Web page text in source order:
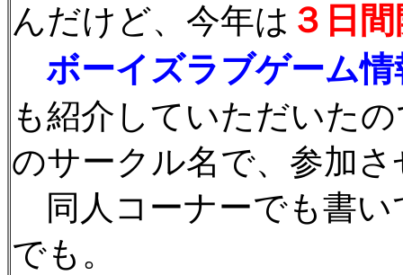
んだけど、今年は ３日
ボーイズラブゲーム
も紹介していただいた
のサークル名で、参加
同人コーナーでも書い
でも。